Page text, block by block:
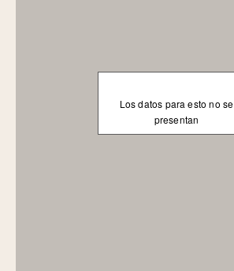
Los datos para esto no se
presentan